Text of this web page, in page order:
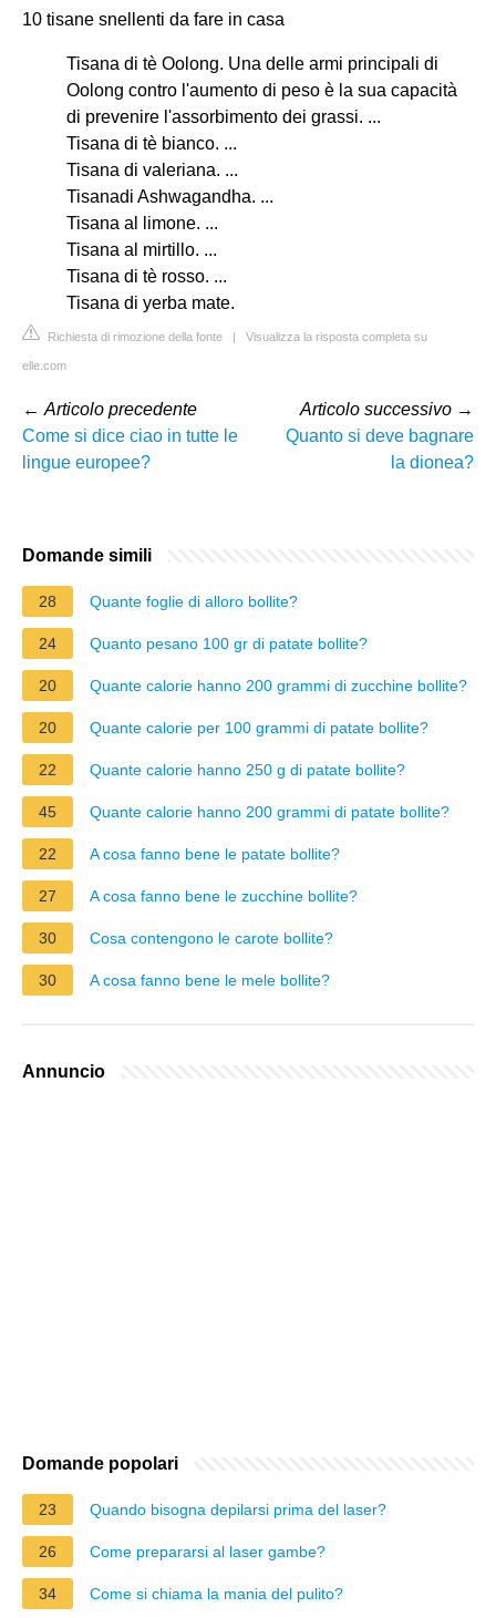
10 tisane snellenti da fare in casa
Tisana di tè Oolong. Una delle armi principali di
Oolong contro l'aumento di peso è la sua capacità
di prevenire l'assorbimento dei grassi. ...
Tisana di tè bianco. ...
Tisana di valeriana. ...
Tisanadi Ashwagandha. ...
Tisana al limone. ...
Tisana al mirtillo. ...
Tisana di tè rosso. ...
Tisana di yerba mate.
Richiesta di rimozione della fonte | Visualizza la risposta completa su
elle.com
← Articolo precedente
Come si dice ciao in tutte le
lingue europee?
Articolo successivo →
Quanto si deve bagnare
la dionea?
Domande simili
28 Quante foglie di alloro bollite?
24 Quanto pesano 100 gr di patate bollite?
20 Quante calorie hanno 200 grammi di zucchine bollite?
20 Quante calorie per 100 grammi di patate bollite?
22 Quante calorie hanno 250 g di patate bollite?
45 Quante calorie hanno 200 grammi di patate bollite?
22 A cosa fanno bene le patate bollite?
27 A cosa fanno bene le zucchine bollite?
30 Cosa contengono le carote bollite?
30 A cosa fanno bene le mele bollite?
Annuncio
Domande popolari
23 Quando bisogna depilarsi prima del laser?
26 Come prepararsi al laser gambe?
34 Come si chiama la mania del pulito?